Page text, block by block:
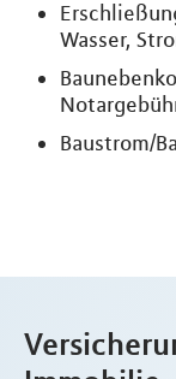
Wasser,
Baustrom/